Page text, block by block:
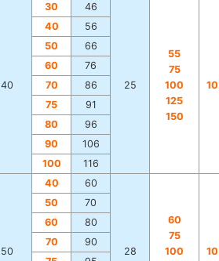
40
30 46
25
55
75
100
125
150
40
56
50
66
60
76
70
86
75
91
80
96
90
106
100
116
50
40 60
28
60
75
100
50
70
60
80
70
90